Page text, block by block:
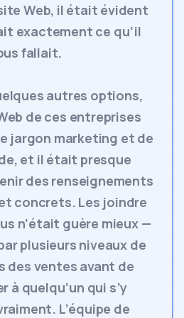
Web, il était évident
exactement ce qu’il
fallait.
autres options,
de ces entreprises
jargon marketing et de
et il était presque
des renseignements
concrets. Les joindre
n’était guère mieux —
plusieurs niveaux de
des ventes avant de
à quelqu’un qui s’y
L’équipe de